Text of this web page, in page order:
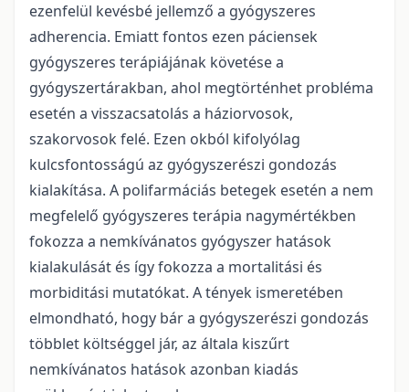
ezenfelül kevésbé jellemző a gyógyszeres
adherencia. Emiatt fontos ezen páciensek
gyógyszeres terápiájának követése a
gyógyszertárakban, ahol megtörténhet probléma
esetén a visszacsatolás a háziorvosok,
szakorvosok felé. Ezen okból kifolyólag
kulcsfontosságú az gyógyszerészi gondozás
kialakítása. A polifarmáciás betegek esetén a nem
megfelelő gyógyszeres terápia nagymértékben
fokozza a nemkívánatos gyógyszer hatások
kialakulását és így fokozza a mortalitási és
morbiditási mutatókat. A tények ismeretében
elmondható, hogy bár a gyógyszerészi gondozás
többlet költséggel jár, az általa kiszűrt
nemkívánatos hatások azonban kiadás